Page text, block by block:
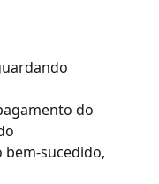
do
bem-sucedido,